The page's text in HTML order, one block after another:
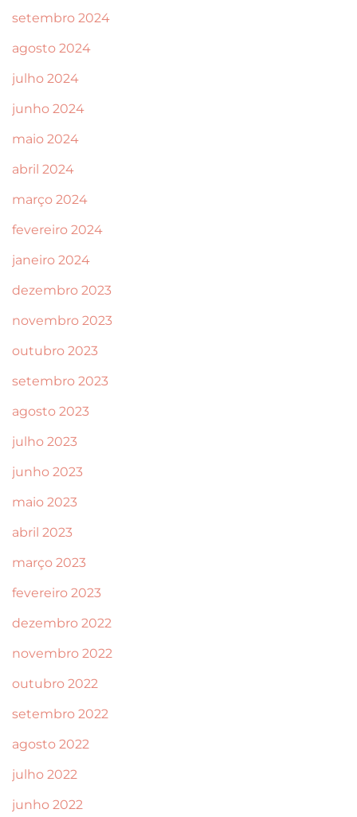
setembro 2024
agosto 2024
julho 2024
junho 2024
maio 2024
abril 2024
março 2024
fevereiro 2024
janeiro 2024
dezembro 2023
novembro 2023
outubro 2023
setembro 2023
agosto 2023
julho 2023
junho 2023
maio 2023
abril 2023
março 2023
fevereiro 2023
dezembro 2022
novembro 2022
outubro 2022
setembro 2022
agosto 2022
julho 2022
junho 2022